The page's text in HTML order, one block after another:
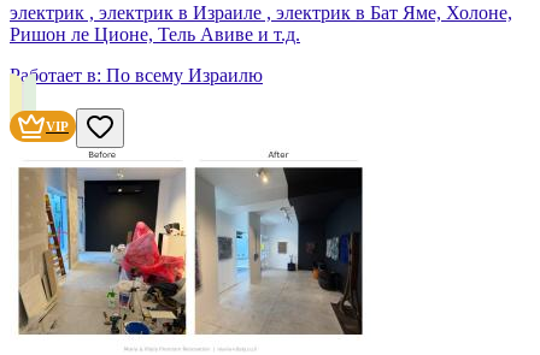
электрик , электрик в Израиле , электрик в Бат Яме, Холоне,
Ришон ле Ционе, Тель Авиве и т.д.
Работает в: По всему Израилю
VIP